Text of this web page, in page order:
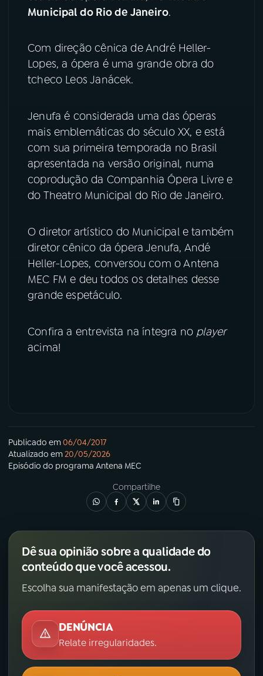
ACOMPANHE A RÁDIO MEC
Instagram X
TikTok
Municipal do Rio de Janeiro.
Com direção cênica de André Heller-
Lopes, a ópera é uma grande obra do
tcheco Leos Janácek.
Jenufa é considerada uma das óperas
mais emblemáticas do século XX, e está
com sua primeira temporada no Brasil
apresentada na versão original, numa
coprodução da Companhia Ópera Livre e
do Theatro Municipal do Rio de Janeiro.
O diretor artístico do Municipal e também
diretor cênico da ópera Jenufa, Andé
Heller-Lopes, conversou com o Antena
MEC FM e deu todos os detalhes desse
grande espetáculo.
Confira a entrevista na íntegra no player
acima!
Publicado em06/04/2017
Atualizado em20/05/2026
Episódio do programa Antena MEC
Compartilhe
Dê sua opinião sobre a qualidade do
conteúdo que você acessou.
Escolha sua manifestação em apenas um clique.
DENÚNCIA
Relate irregularidades.